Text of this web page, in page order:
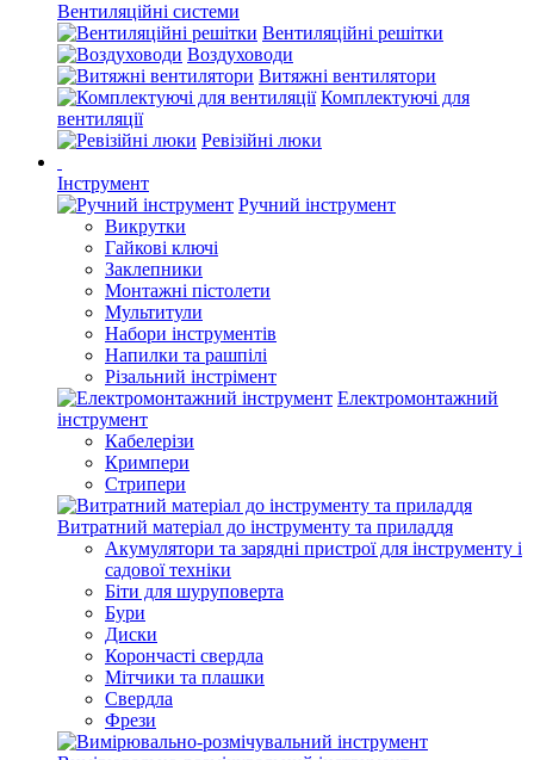
Вентиляційні системи
Вентиляційні решітки
Воздуховоди
Витяжні вентилятори
Комплектуючі для
вентиляції
Ревізійні люки
Інструмент
Ручний інструмент
Викрутки
Гайкові ключі
Заклепники
Монтажні пістолети
Мультитули
Набори інструментів
Напилки та рашпілі
Різальний інстрімент
Електромонтажний
інструмент
Кабелерізи
Кримпери
Стрипери
Витратний матеріал до інструменту та приладдя
Акумулятори та зарядні пристрої для інструменту і
садової техніки
Біти для шуруповерта
Бури
Диски
Корончасті свердла
Мітчики та плашки
Свердла
Фрези